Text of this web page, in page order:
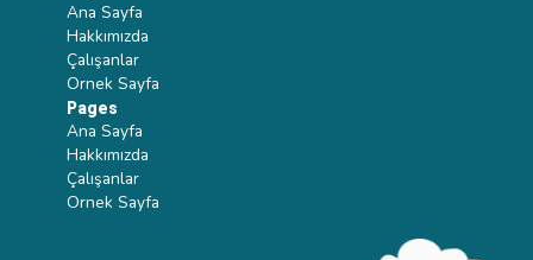
Ana Sayfa
Hakkımızda
Çalışanlar
Ornek Sayfa
Pages
Ana Sayfa
Hakkımızda
Çalışanlar
Ornek Sayfa